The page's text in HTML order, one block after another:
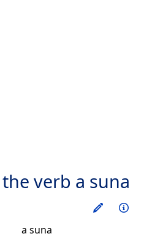
verb a suna
Train
a suna